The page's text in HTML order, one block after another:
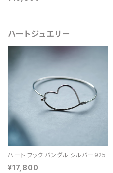
ハートジュエリー
ハート フック バングル シルバー925
¥17,800